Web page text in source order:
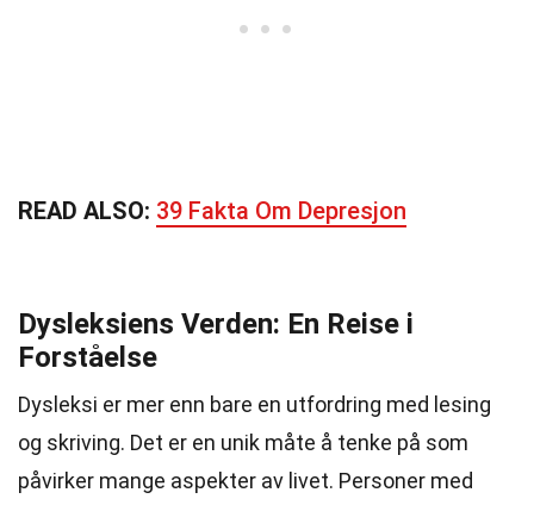
READ ALSO: 39 Fakta Om Depresjon
Dysleksiens Verden: En Reise i
Forståelse
Dysleksi er mer enn bare en utfordring med lesing
og skriving. Det er en unik måte å tenke på som
påvirker mange aspekter av livet. Personer med